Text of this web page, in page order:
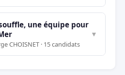
une équipe pour
CHOISNET · 15 candidats
▼